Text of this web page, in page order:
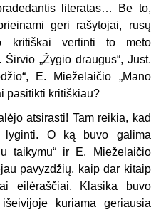
literatas… Be to,
geri rašytojai, rusų
kritiškai vertinti to meto
„Žygio drau­gus“, Just.
E. Mieželaičio „Mano
pasitikti kritiškiau?
atsirasti! Tam reikia, kad
lyginti. O ką buvo galima
taiky­mu“ ir E. Mieželaičio
pavyzdžių, kaip dar ki­taip
eilėraščiai. Klasika buvo
kuriama geriausia